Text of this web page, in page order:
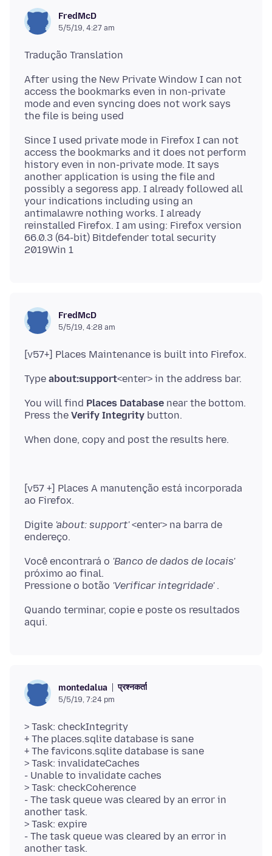
FredMcD
5/5/19, 4:27 am
After using the New Private Window I can not
access the bookmarks even in non-private
mode and even syncing does not work says
Since I used private mode in Firefox I can not
access the bookmarks and it does not perform
history even in non-private mode. It says
another application is using the file and
possibly a segoress app. I already followed all
your indications including using an
antimalawre nothing works. I already
reinstalled Firefox. I am using: Firefox version
66.0.3 (64-bit) Bitdefender total security
FredMcD
5/5/19, 4:28 am
Type about:support
You will find Places Database near the bottom.
Press the Verify Integrity
[v57 +] Places A manutenção está incorporada
Digite 'about: support'<enter> na barra de
Você encontrará o 'Banco de dados de locais'
próximo ao final.
Pressione o botão 'Verificar integridade'
Quando terminar, copie e poste os resultados
montedalua प्रश्नकर्ता
5/5/19, 7:24 pm
> Task: checkIntegrity
+ The places.sqlite database is sane
+ The favicons.sqlite database is sane
> Task: invalidateCaches
- Unable to invalidate caches
> Task: checkCoherence
- The task queue was cleared by an error in
another task.
> Task: expire
- The task queue was cleared by an error in
another task.